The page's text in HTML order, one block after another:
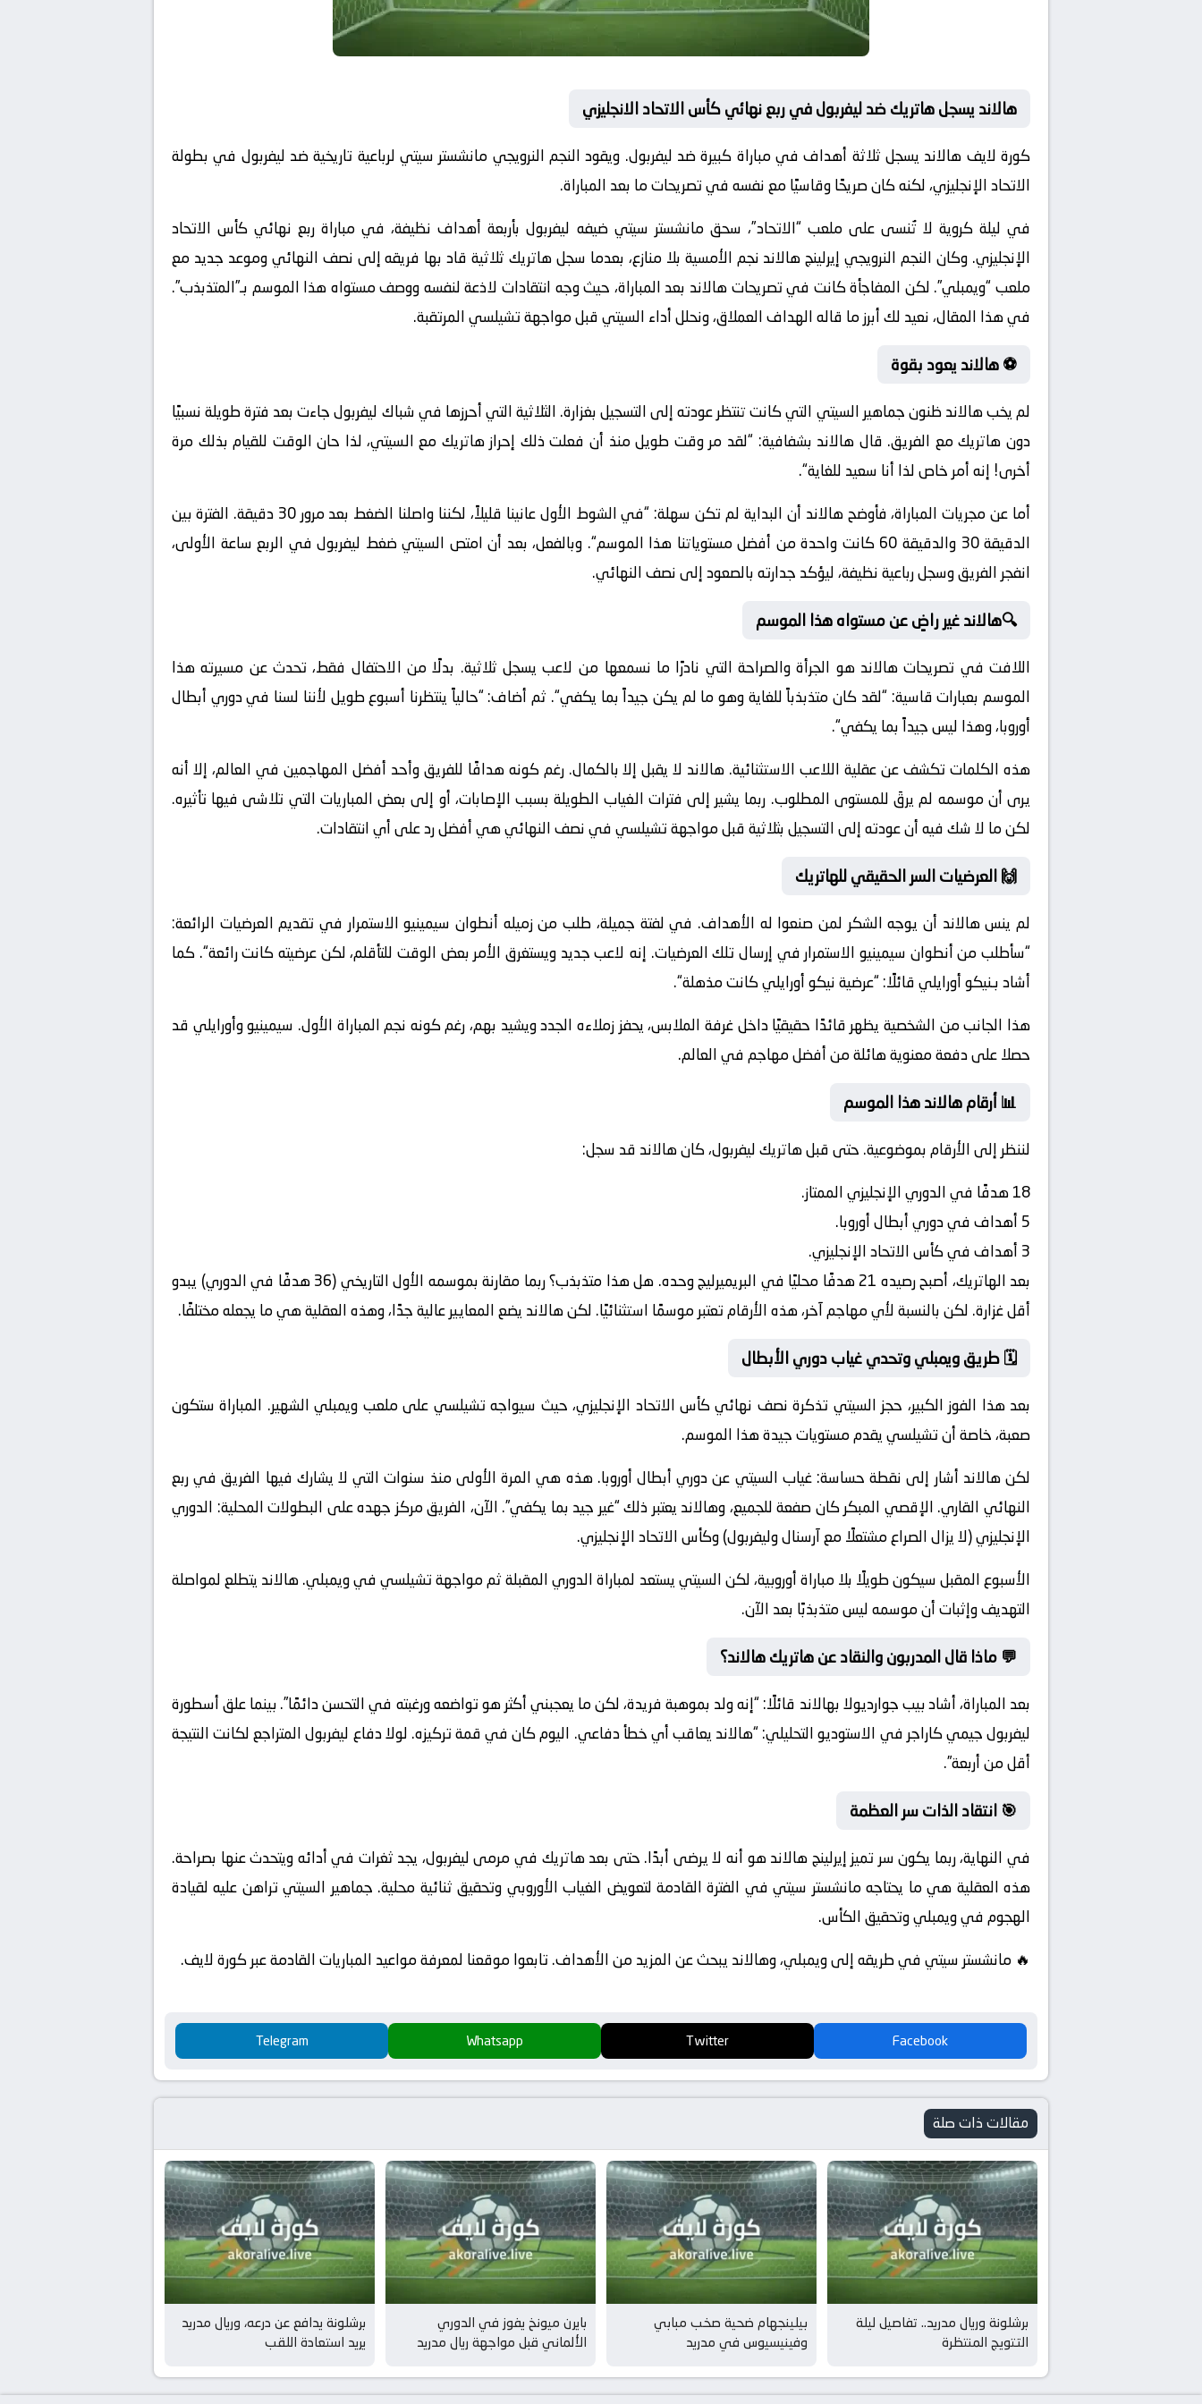
هالاند يسجل هاتريك ضد ليفربول في ربع نهائي كأس الاتحاد الانجليزي
كورة لايف هالاند يسجل ثلاثة أهداف في مباراة كبيرة ضد ليفربول. ويقود النجم النرويجي مانشستر سيتي لرباعية تاريخية ضد ليفربول في بطولة
الاتحاد الإنجليزي، لكنه كان صريحًا وقاسيًا مع نفسه في تصريحات ما بعد المباراة.
في ليلة كروية لا تُنسى على ملعب “الاتحاد”، سحق مانشستر سيتي ضيفه ليفربولبأربعة أهداف نظيفة، في مباراة ربع نهائي كأس الاتحاد
الإنجليزي. وكان النجم النرويجي إيرلينج هالاند نجم الأمسية بلا منازع، بعدما سجلهاتريكثلاثية قاد بها فريقه إلى نصف النهائي وموعد جديد مع
ملعب “ويمبلي”. لكن المفاجأة كانت في تصريحات هالاند بعد المباراة، حيث وجه انتقادات لاذعة لنفسه ووصف مستواه هذا الموسم بـ”المتذبذب”.
في هذا المقال، نعيد لك أبرز ما قاله الهداف العملاق، ونحلل أداء السيتي قبل مواجهة تشيلسي المرتقبة.
⚽ هالاند يعود بقوة
لم يخب هالاند ظنون جماهير السيتي التي كانت تنتظر عودته إلى التسجيل بغزارة. الثلاثية التي أحرزها في شباك ليفربول جاءت بعد فترة طويلة نسبيًا
دون هاتريك مع الفريق. قال هالاند بشفافية: “لقد مر وقت طويل منذ أن فعلت ذلك إحراز هاتريك مع السيتي، لذا حان الوقت للقيام بذلك مرة
أخرى! إنه أمر خاص لذا أنا سعيد للغاية“.
أما عن مجريات المباراة، فأوضح هالاند أن البداية لم تكن سهلة: “
في الشوط الأول عانينا قليلاً، لكننا واصلنا الضغط بعد مرور 30 دقيقة. الفترة بين
الدقيقة 30 والدقيقة 60 كانت واحدة من أفضل مستوياتنا هذا الموسم
“. وبالفعل، بعد أن امتص السيتي ضغط ليفربول في الربع ساعة الأولى،
انفجر الفريق وسجل رباعية نظيفة، ليؤكد جدارته بالصعود إلى نصف النهائي.
🔍هالاند غير راضٍ عن مستواه هذا الموسم
اللافت في تصريحات هالاند هو الجرأة والصراحة التي نادرًا ما نسمعها من لاعب يسجل ثلاثية. بدلًا من الاحتفال فقط، تحدث عن مسيرته هذا
الموسم بعبارات قاسية: “لقد كان متذبذباً للغاية وهو ما لم يكن جيداً بما يكفي“. ثم أضاف: “حالياً ينتظرنا أسبوع طويل لأننا لسنا في دوري أبطال
أوروبا، وهذا ليس جيداً بما يكفي“.
هذه الكلمات تكشف عن عقلية اللاعب الاستثنائية. هالاند لا يقبل إلا بالكمال. رغم كونه هدافًا للفريق وأحد أفضل المهاجمين في العالم، إلا أنه
يرى أن موسمه لم يرقَ للمستوى المطلوب. ربما يشير إلى فترات الغياب الطويلة بسبب الإصابات، أو إلى بعض المباريات التي تلاشى فيها تأثيره.
لكن ما لا شك فيه أن عودته إلى التسجيل بثلاثية قبل مواجهة تشيلسي في نصف النهائي هي أفضل رد على أي انتقادات.
🙌 العرضيات السر الحقيقي للهاتريك
لم ينس هالاند أن يوجه الشكر لمن صنعوا له الأهداف. في لفتة جميلة، طلب من زميله أنطوان سيمينيوالاستمرار في تقديم العرضيات الرائعة:
“سأطلب من أنطوان سيمينيو الاستمرار في إرسال تلك العرضيات. إنه لاعب جديد ويستغرق الأمر بعض الوقت للتأقلم، لكن عرضيته كانت رائعة“. كما
أشاد بـنيكو أورايليقائلًا: “عرضية نيكو أورايلي كانت مذهلة“.
هذا الجانب من الشخصية يظهر قائدًا حقيقيًا داخل غرفة الملابس، يحفز زملاءه الجدد ويشيد بهم، رغم كونه نجم المباراة الأول. سيمينيو وأورايلي قد
حصلا على دفعة معنوية هائلة من أفضل مهاجم في العالم.
📊 أرقام هالاند هذا الموسم
لننظر إلى الأرقام بموضوعية. حتى قبل هاتريك ليفربول، كان هالاند قد سجل:
18 هدفًا في الدوري الإنجليزي الممتاز.
5 أهداف في دوري أبطال أوروبا.
3 أهداف في كأس الاتحاد الإنجليزي.
بعد الهاتريك، أصبح رصيده 21 هدفًا محليًا في البريميرليج وحده. هل هذا متذبذب؟ ربما مقارنة بموسمه الأول التاريخي (36 هدفًا في الدوري) يبدو
أقل غزارة. لكن بالنسبة لأي مهاجم آخر، هذه الأرقام تعتبر موسمًا استثنائيًا. لكن هالاند يضع المعايير عالية جدًا، وهذه العقلية هي ما يجعله مختلفًا.
🗓️ طريق ويمبلي وتحدي غياب دوري الأبطال
بعد هذا الفوز الكبير، حجز السيتي تذكرة نصف نهائي كأس الاتحاد الإنجليزي، حيث سيواجهتشيلسي على ملعب ويمبلي الشهير. المباراة ستكون
صعبة، خاصة أن تشيلسي يقدم مستويات جيدة هذا الموسم.
لكن هالاند أشار إلى نقطة حساسة:غياب السيتي عن دوري أبطال أوروبا. هذه هي المرة الأولى منذ سنوات التي لا يشارك فيها الفريق في ربع
النهائي القاري. الإقصي المبكر كان صفعة للجميع، وهالاند يعتبر ذلك “غير جيد بما يكفي”. الآن، الفريق مركز جهده على البطولات المحلية: الدوري
الإنجليزي (لا يزال الصراع مشتعلًا مع آرسنال وليفربول) وكأس الاتحاد الإنجليزي.
الأسبوع المقبل سيكون طويلًا بلا مباراة أوروبية، لكن السيتي يستعد لمباراة الدوري المقبلة ثم مواجهة تشيلسي في ويمبلي. هالاند يتطلع لمواصلة
التهديف وإثبات أن موسمه ليس متذبذبًا بعد الآن.
💬 ماذا قال المدربون والنقاد عن هاتريك هالاند؟
بعد المباراة، أشاد بيب جوارديولا بهالاند قائلًا: “إنه ولد بموهبة فريدة، لكن ما يعجبني أكثر هو تواضعه ورغبته في التحسن دائمًا”. بينما علق أسطورة
ليفربول جيمي كاراجر في الاستوديو التحليلي: “هالاند يعاقب أي خطأ دفاعي. اليوم كان في قمة تركيزه. لولا دفاع ليفربول المتراجع لكانت النتيجة
أقل من أربعة”.
🎯 انتقاد الذات سر العظمة
في النهاية، ربما يكون سر تميز إيرلينج هالاند هو أنه لا يرضى أبدًا. حتى بعد هاتريك في مرمى ليفربول، يجد ثغرات في أدائه ويتحدث عنها بصراحة.
هذه العقلية هي ما يحتاجه مانشستر سيتي في الفترة القادمة لتعويض الغياب الأوروبي وتحقيق ثنائية محلية. جماهير السيتي تراهن عليه لقيادة
الهجوم في ويمبلي وتحقيق الكأس.
🔥 مانشستر سيتي في طريقه إلى ويمبلي، وهالاند يبحث عن المزيد من الأهداف. تابعوا موقعنا لمعرفة مواعيد المباريات القادمة عبر كورة لايف.
Facebook
Twitter
Whatsapp
Telegram
مقالات ذات صلة
برشلونة وريال مدريد.. تفاصيل ليلة
التتويج المنتظرة
بيلينجهام ضحية صخب مبابي
وفينيسيوس في مدريد
بايرن ميونخ يفوز في الدوري
الألماني قبل مواجهة ريال مدريد
برشلونة يدافع عن درعه، وريال مدريد
يريد استعادة اللقب